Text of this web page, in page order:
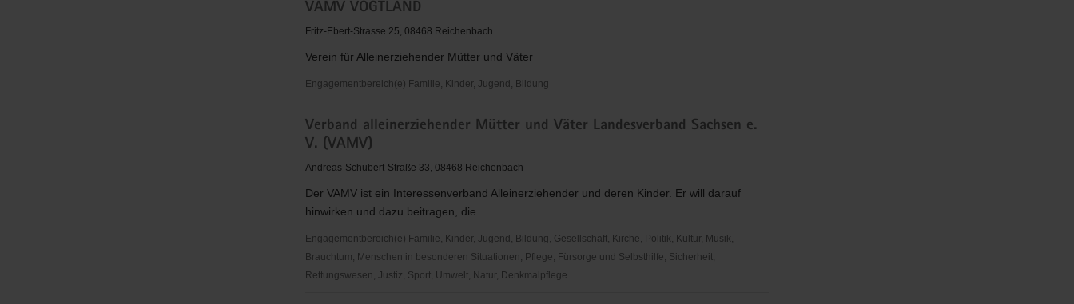
Vogtland
VAMV VOGTLAND
Fritz-Ebert-Strasse 25, 08468 Reichenbach
Verein für Alleinerziehender Mütter und Väter
Engagementbereich(e) Familie, Kinder, Jugend, Bildung
VOGTLAND
Verband alleinerziehender Mütter und Väter Landesverband Sachsen e.
V. (VAMV)
Andreas-Schubert-Straße 33, 08468 Reichenbach
Der VAMV ist ein Interessenverband Alleinerziehender und deren Kinder. Er will darauf
hinwirken und dazu beitragen, die...
Engagementbereich(e) Familie, Kinder, Jugend, Bildung, Gesellschaft, Kirche, Politik, Kultur, Musik,
Brauchtum, Menschen in besonderen Situationen, Pflege, Fürsorge und Selbsthilfe, Sicherheit,
Rettungswesen, Justiz, Sport, Umwelt, Natur, Denkmalpflege